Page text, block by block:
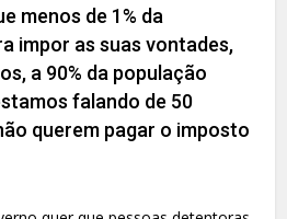
menos de 1% da
impor as suas vontades,
a 90% da população
falando de 50
querem pagar o imposto